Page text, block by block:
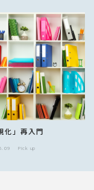
化」再入門
Pick up